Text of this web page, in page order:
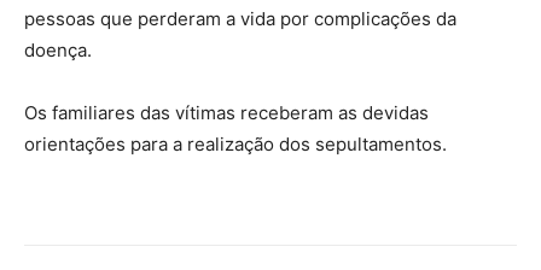
pessoas que perderam a vida por complicações da
doença.
Os familiares das vítimas receberam as devidas
orientações para a realização dos sepultamentos.